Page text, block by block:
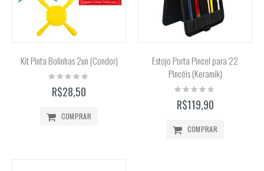
Kit Pinta Bolinhas 2un (Condor)
Rating:
R$28,50
COMPRAR
Estojo Porta Pincel para 22
Pincéis (Keramik)
Rating:
R$119,90
COMPRAR